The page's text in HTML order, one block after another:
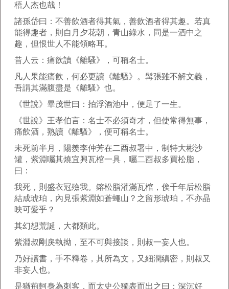
梧人杰也哉！
諸孫岱曰：不善飲酒者得其氣，善飲酒者得其趣。若真
能得趣者，則自月夕花朝，青山綠水，同是一酒中之
趣，但恨世人不能領略耳。
昔人云：痛飲讀《離騷》，可稱名士。
凡人果能痛飲，何必更讀《離騷》。髯張雖不解文義，
吾謂其滿腹盡是《離騷》也。
《世說》畢茂世曰：拍浮酒池中，便足了一生。
《世說》王孝伯言：名士不必須奇才，但使常得無事，
痛飲酒，熟讀《離騷》，便可稱名士。
未死前半月，陽羨李仲芳在二酉叔署中，制特大彬沙
罐，紫淵囑其燒宜興瓦棺一具，囑二酉叔多買松脂，
曰：
我死，則盛衣冠殮我。鎔松脂灌滿瓦棺，俟千年后松脂
結成琥珀，內見張紫淵如蒼蠅山？之留形琥珀，不亦晶
映可愛乎？
其幻想荒誕，大都類此。
紫淵叔剛戾執拗，至不可與接談，則叔一妄人也。
乃好讀書，手不釋卷，其所為文，又細潤縝密，則叔又
非妄人也。
是猶荊軻身為刺客，而太史公獨表而出之曰：深沉好